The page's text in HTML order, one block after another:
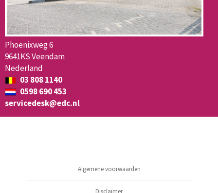
Phoenixweg 6
9641KS Veendam
Nederland
03 808 1140
0598 690 453
servicedesk@edc.nl
Algemene voorwaarden
Disclaimer